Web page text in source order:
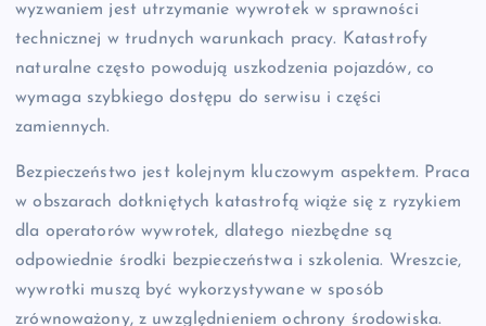
wyzwaniem jest utrzymanie wywrotek w sprawności
technicznej w trudnych warunkach pracy. Katastrofy
naturalne często powodują uszkodzenia pojazdów, co
wymaga szybkiego dostępu do serwisu i części
zamiennych.
Bezpieczeństwo jest kolejnym kluczowym aspektem. Praca
w obszarach dotkniętych katastrofą wiąże się z ryzykiem
dla operatorów wywrotek, dlatego niezbędne są
odpowiednie środki bezpieczeństwa i szkolenia. Wreszcie,
wywrotki muszą być wykorzystywane w sposób
zrównoważony, z uwzględnieniem ochrony środowiska.